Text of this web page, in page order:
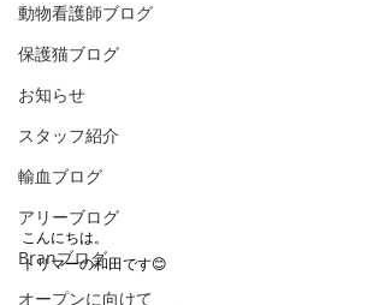
動物看護師ブログ
保護猫ブログ
お知らせ
スタッフ紹介
輸血ブログ
アリーブログ
Branブログ
オープンに向けて
こんにちは。
トリマーの和田です😊